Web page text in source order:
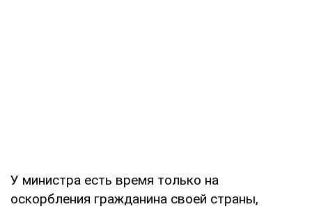
У министра есть время только на
оскорбления гражданина своей страны,